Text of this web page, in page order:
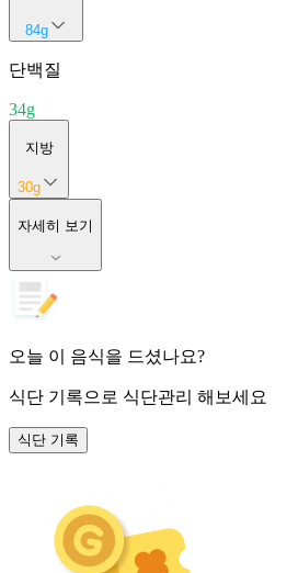
84g
단백질
34g
지방
30g
자세히 보기
오늘 이 음식을 드셨나요?
식단 기록으로 식단관리 해보세요
식단 기록